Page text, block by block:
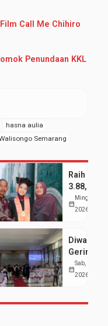
Call Me Chihiro
Penundaan KKL
hasna aulia
Semarang
Raih IPK
3.88,
Kumala
Dewi
dan
Prestasi
Akademik
Bisa
Serasi
calendar_month
Ming, 24
2026
Diwarnai
Gerimis,
UIN
calendar_month
Sab, 7 Feb
2026